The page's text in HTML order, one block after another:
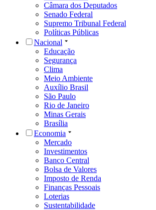
Câmara dos Deputados
Senado Federal
Supremo Tribunal Federal
Políticas Públicas
Nacional
Educação
Segurança
Clima
Meio Ambiente
Auxílio Brasil
São Paulo
Rio de Janeiro
Minas Gerais
Brasília
Economia
Mercado
Investimentos
Banco Central
Bolsa de Valores
Imposto de Renda
Finanças Pessoais
Loterias
Sustentabilidade